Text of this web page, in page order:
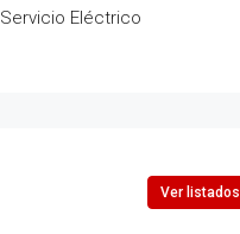
Servicio Eléctrico
Ver listados